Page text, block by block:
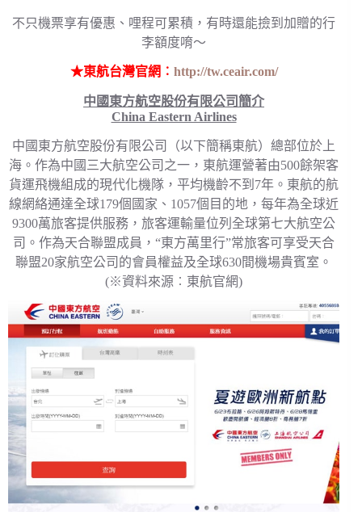
不只機票享有優惠、哩程可累積，有時還能撿到加贈的行
李額度唷～
★東航台灣官網︰ http://tw.ceair.com/
中國東方航空股份有限公司簡介
China Eastern Airlines
中國東方航空股份有限公司（以下簡稱東航）總部位於上
海。作為中國三大航空公司之一，東航運營著由500餘架客
貨運飛機組成的現代化機隊，平均機齡不到7年。東航的航
線網絡通達全球179個國家、1057個目的地，每年為全球近
9300萬旅客提供服務，旅客運輸量位列全球第七大航空公
司。作為天合聯盟成員，“東方萬里行”常旅客可享受天合
聯盟20家航空公司的會員權益及全球630間機場貴賓室。
(※資料來源︰東航官網)